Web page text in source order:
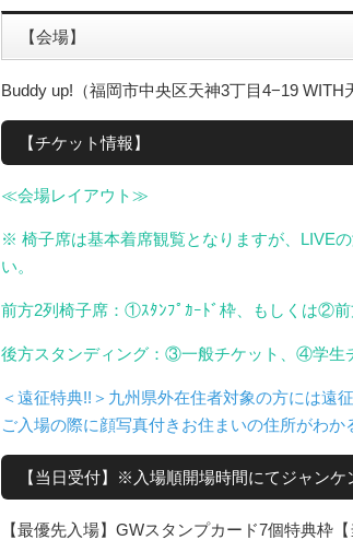
【会場】
Buddy up!（福岡市中央区天神3丁目4−19 WITH
【チケット情報】
≪会場レイアウト≫
※ 椅子席は基本着席観覧となりますが、LIVE
い。
前方2列椅子席：①ｽﾀﾝﾌﾟｶｰﾄﾞ枠、もしくは②前
後方スタンディング：③一般チケット、④学生
＜遠征特典!!＞九州県外在住者対象の方には遠
ご入場の際に顔写真付きお住まいの住所がわか
【当日受付】※入場順開場時間にてジャン
【最優先入場】GWスタンプカード7個特典枠